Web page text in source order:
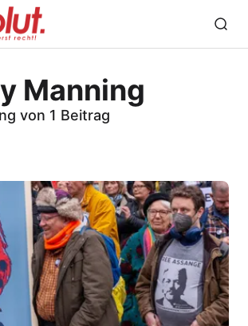
Manning
von 1 Beitrag